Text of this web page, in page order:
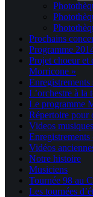
Prochains
Programme
Projet choeur et
Morricone »
L’orchestre à la
Le programme
Répertoire pour
Videos
Enregistrements
Vidéos
Notre histoire
Musiciens
Tournée 98 au
Les tournées